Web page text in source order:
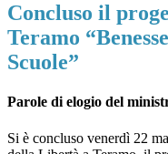
Concluso il
Teramo
Scuole”
Parole di elogio del
Si è concluso venerdì 22